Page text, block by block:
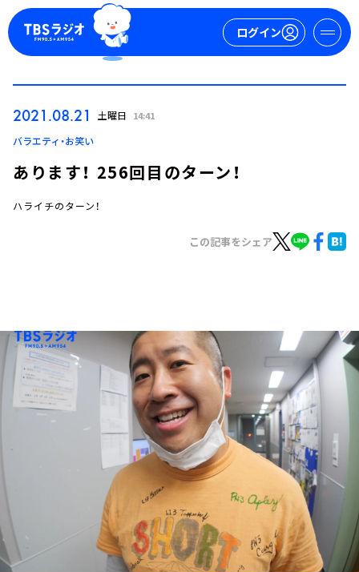
ログイン
ログイン
トピックス
TBS Podcast
お知らせ
イベント・グッズ
YouTube
2021.08.21 土曜日 14:41
バラエティ・お笑い
あります！ 256回目のターン！
ハライチのターン！
この記事をシェア